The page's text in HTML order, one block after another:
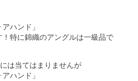
ハンド」
！特に錦織のアングルは一級品で
は当てはまりませんが
ハンド」